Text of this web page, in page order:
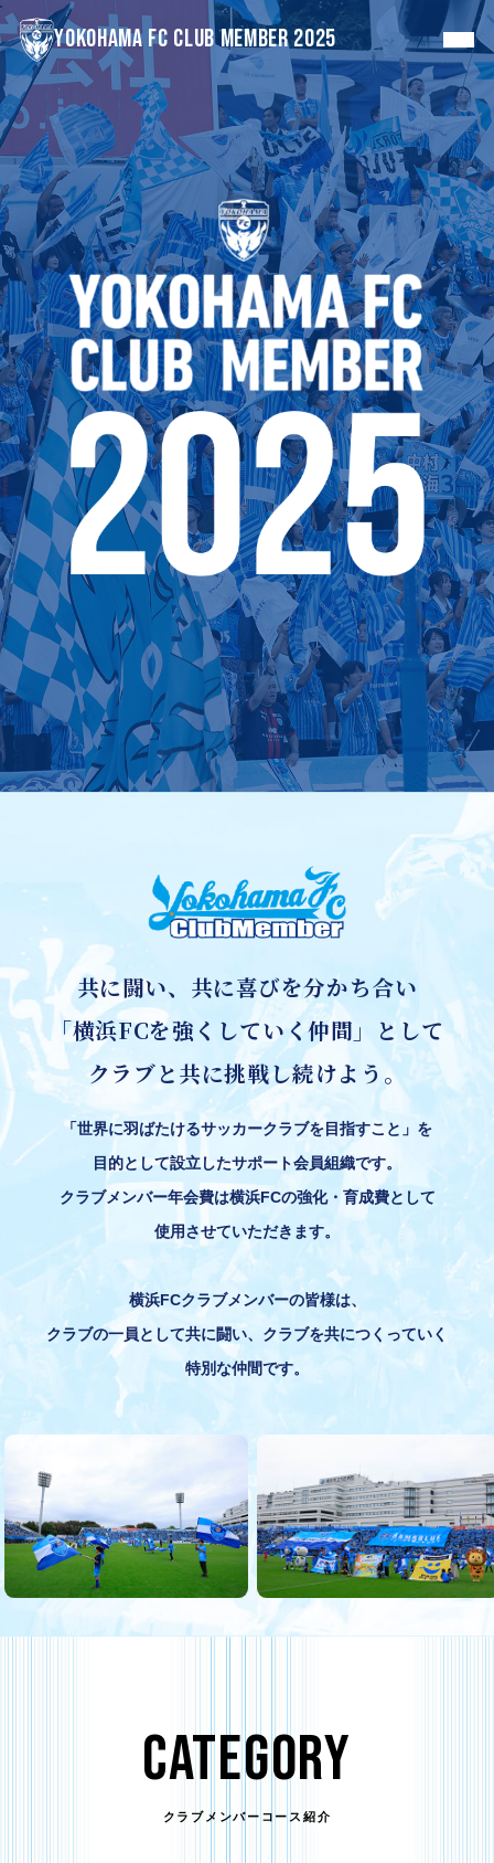
YOKOHAMA FC CLUB MEMBER2025
コース紹介
シーズンシート
ダブルクラウン
よくある質問
共に闘い、共に喜びを分かち合い
「横浜FCを強くしていく仲間」として
クラブと共に挑戦し続けよう。
「世界に羽ばたけるサッカークラブを目指すこと」を
目的として設立したサポート会員組織です。
クラブメンバー年会費は横浜FCの強化・育成費として
使用させていただきます。
横浜FCクラブメンバーの皆様は、
クラブの一員として共に闘い、クラブを共につくっていく
特別な仲間です。
CATEGORY
クラブメンバーコース紹介